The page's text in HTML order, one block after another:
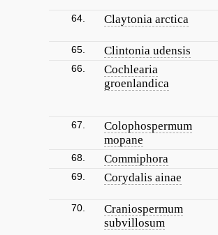
64. Claytonia arctica
65. Clintonia udensis
66.
Cochlearia
groenlandica
67.
Colophospermum
mopane
68. Commiphora
69. Corydalis ainae
70.
Craniospermum
subvillosum